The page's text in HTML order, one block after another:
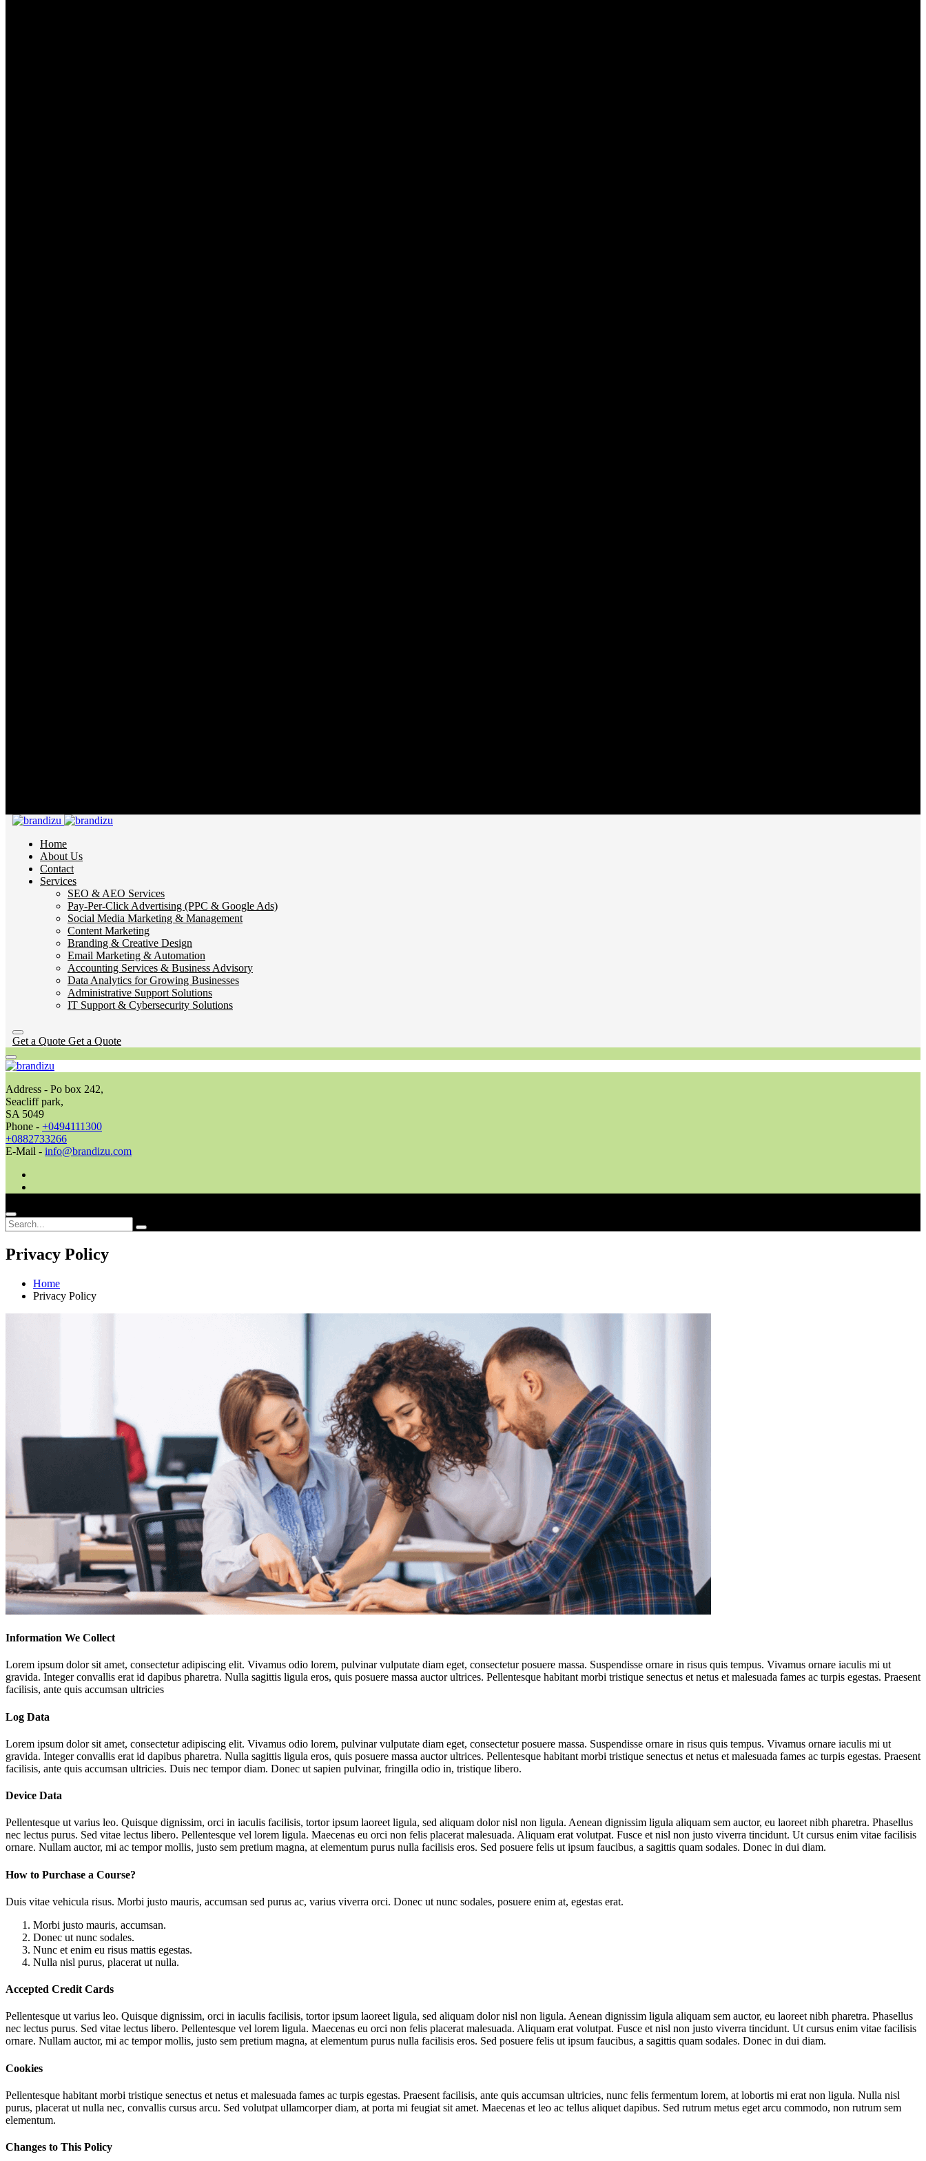
Home
About Us
Contact
Services
SEO & AEO Services
Pay-Per-Click Advertising (PPC & Google Ads)
Social Media Marketing & Management
Content Marketing
Branding & Creative Design
Email Marketing & Automation
Accounting Services & Business Advisory
Data Analytics for Growing Businesses
Administrative Support Solutions
IT Support & Cybersecurity Solutions
Get a Quote Get a Quote
Address - Po box 242,
Seacliff park,
SA 5049
Phone - +0494111300
+0882733266
E-Mail - info@brandizu.com
Privacy Policy
Home
Privacy Policy
Information We Collect
Lorem ipsum dolor sit amet, consectetur adipiscing elit. Vivamus odio lorem, pulvinar vulputate diam eget, consectetur posuere massa. Suspendisse ornare in risus quis tempus. Vivamus ornare iaculis mi ut
gravida. Integer convallis erat id dapibus pharetra. Nulla sagittis ligula eros, quis posuere massa auctor ultrices. Pellentesque habitant morbi tristique senectus et netus et malesuada fames ac turpis egestas. Praesent
facilisis, ante quis accumsan ultricies
Log Data
Lorem ipsum dolor sit amet, consectetur adipiscing elit. Vivamus odio lorem, pulvinar vulputate diam eget, consectetur posuere massa. Suspendisse ornare in risus quis tempus. Vivamus ornare iaculis mi ut
gravida. Integer convallis erat id dapibus pharetra. Nulla sagittis ligula eros, quis posuere massa auctor ultrices. Pellentesque habitant morbi tristique senectus et netus et malesuada fames ac turpis egestas. Praesent
facilisis, ante quis accumsan ultricies. Duis nec tempor diam. Donec ut sapien pulvinar, fringilla odio in, tristique libero.
Device Data
Pellentesque ut varius leo. Quisque dignissim, orci in iaculis facilisis, tortor ipsum laoreet ligula, sed aliquam dolor nisl non ligula. Aenean dignissim ligula aliquam sem auctor, eu laoreet nibh pharetra. Phasellus
nec lectus purus. Sed vitae lectus libero. Pellentesque vel lorem ligula. Maecenas eu orci non felis placerat malesuada. Aliquam erat volutpat. Fusce et nisl non justo viverra tincidunt. Ut cursus enim vitae facilisis
ornare. Nullam auctor, mi ac tempor mollis, justo sem pretium magna, at elementum purus nulla facilisis eros. Sed posuere felis ut ipsum faucibus, a sagittis quam sodales. Donec in dui diam.
How to Purchase a Course?
Duis vitae vehicula risus. Morbi justo mauris, accumsan sed purus ac, varius viverra orci. Donec ut nunc sodales, posuere enim at, egestas erat.
Morbi justo mauris, accumsan.
Donec ut nunc sodales.
Nunc et enim eu risus mattis egestas.
Nulla nisl purus, placerat ut nulla.
Accepted Credit Cards
Pellentesque ut varius leo. Quisque dignissim, orci in iaculis facilisis, tortor ipsum laoreet ligula, sed aliquam dolor nisl non ligula. Aenean dignissim ligula aliquam sem auctor, eu laoreet nibh pharetra. Phasellus
nec lectus purus. Sed vitae lectus libero. Pellentesque vel lorem ligula. Maecenas eu orci non felis placerat malesuada. Aliquam erat volutpat. Fusce et nisl non justo viverra tincidunt. Ut cursus enim vitae facilisis
ornare. Nullam auctor, mi ac tempor mollis, justo sem pretium magna, at elementum purus nulla facilisis eros. Sed posuere felis ut ipsum faucibus, a sagittis quam sodales. Donec in dui diam.
Cookies
Pellentesque habitant morbi tristique senectus et netus et malesuada fames ac turpis egestas. Praesent facilisis, ante quis accumsan ultricies, nunc felis fermentum lorem, at lobortis mi erat non ligula. Nulla nisl
purus, placerat ut nulla nec, convallis cursus arcu. Sed volutpat ullamcorper diam, at porta mi feugiat sit amet. Maecenas et leo ac tellus aliquet dapibus. Sed rutrum metus eget arcu commodo, non rutrum sem
elementum.
Changes to This Policy